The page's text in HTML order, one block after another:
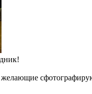
желающие